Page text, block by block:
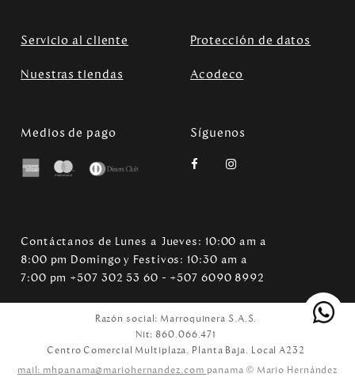
Servicio al cliente Protección de datos
Nuestras tiendas Acodeco
Medios de pago Síguenos
Contáctanos de Lunes a Jueves: 10:00 am a
8:00 pm Domingo y Festivos: 10:30 am a
7:00 pm +507 302 53 60 - +507 6090 8992
Razón social: Marroquinera S.A.S.
Nit: 860.066.471
Centro Comercial Multiplaza. Planta Baja. Local A232
mail: mhpanama@mariohernandez.com panama © Mario Hernández